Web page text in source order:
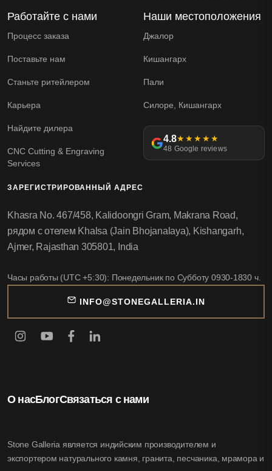
Работайте с нами
Процесс заказа
Поставьте нам
Станьте ритейлером
Карьера
Найдите дилера
CNC Cutting & Engraving
Services
Наши местоположения
Джалор
Кишангарх
Пали
Силоре, Кишангарх
4.8★★★★★
48 Google reviews
О насБлогСвязаться с нами
Stone Galleria является индийским производителем и
экспортером натурального камня, гранита, песчаника, мрамора и
ЗАРЕГИСТРИРОВАННЫЙ АДРЕС
Khasra No. 467/458, Kalidoongri Gram, Makrana Road,
рядом с отелем Khalsa (Jain Bhojanalaya), Kishangarh,
Ajmer, Rajasthan 305801, India
Часы работы (UTC +5:30): Понедельник по Субботу 0930-1830 ч.
INFO@STONEGALLERIA.IN